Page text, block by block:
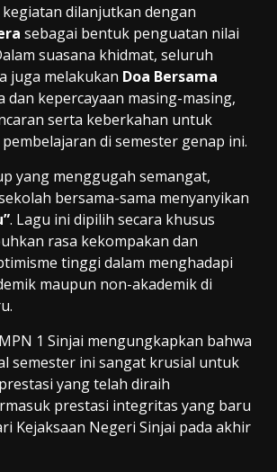
kegiatan dilanjutkan dengan
sebagai bentuk penguatan nilai
suasana khidmat, seluruh
juga melakukan Doa Bersama
dan kepercayaan masing-masing,
serta keberkahan untuk
di semester genap ini.
yang menggugah semangat,
bersama-sama menyanyikan
. Lagu ini dipilih secara khusus
rasa kekompakan dan
tinggi dalam menghadapi
maupun non-akademik di
1 Sinjai mengungkapkan bahwa
semester ini sangat krusial untuk
yang telah diraih
prestasi integritas yang baru
Kejaksaan Negeri Sinjai pada akhir